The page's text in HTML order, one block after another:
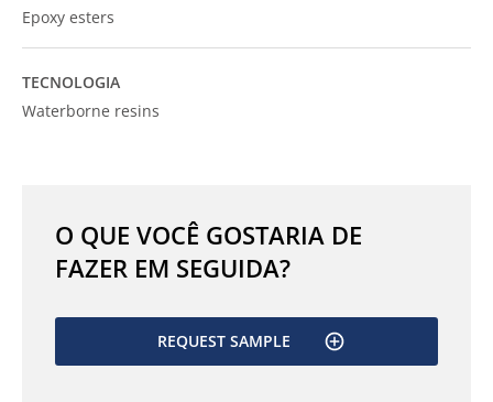
Epoxy esters
TECNOLOGIA
Waterborne resins
O QUE VOCÊ GOSTARIA DE
FAZER EM SEGUIDA?
REQUEST SAMPLE